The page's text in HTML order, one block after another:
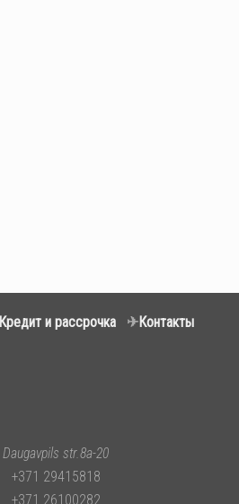
Кредит и рассрочка ✈Контакты
LV-1003,
Daugavpils str.8a-20
+371 29415818
+371 26100282